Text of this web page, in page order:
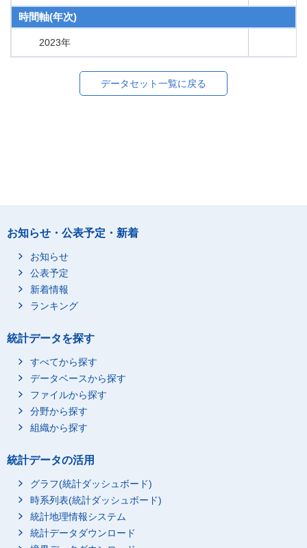
時間軸(年次)
2023年
データセット一覧に戻る
お知らせ・公表予定・新着
お知らせ
公表予定
新着情報
ランキング
統計データを探す
すべてから探す
データベースから探す
ファイルから探す
分野から探す
組織から探す
統計データの活用
グラフ(統計ダッシュボード)
時系列表(統計ダッシュボード)
統計地理情報システム
統計データダウンロード